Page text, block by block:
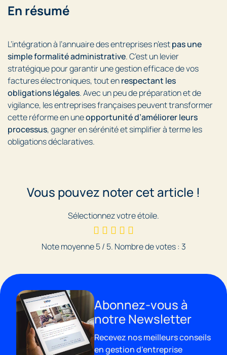
En résumé
L’intégration à l’annuaire des entreprises n’estpas une
simple formalité administrative. C’est un levier
stratégique pour garantir une gestion efficace de vos
factures électroniques, tout enrespectant les
obligations légales. Avec un peu de préparation et de
vigilance, les entreprises françaises peuvent transformer
cette réforme en uneopportunité d’améliorer leurs
processus, gagner en sérénité et simplifier à terme les
obligations déclaratives.
Vous pouvez noter cet article !
Sélectionnez votre étoile.
Note moyenne5/ 5. Nombre de votes : 3
Abonnez-vous à
notre Newsletter
Recevez nos meilleurs conseils
en gestion d'entreprise